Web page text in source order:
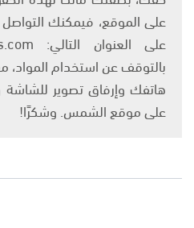
على الموقع، فيمكنك التواصل
بالتوقف عن استخدام
هاتفك وإرفاق تصوير
على موقع الشمس. وشكرًا!